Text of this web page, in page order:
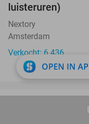
luisteruren)
Nextory
Amsterdam
Verkocht: 6.436
Schilder- of
OPEN IN